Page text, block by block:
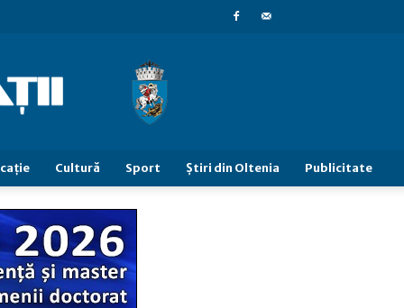
Cultură Sport Știri din Oltenia Publicitate